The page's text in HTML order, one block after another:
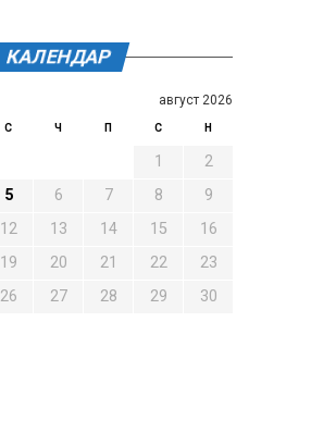
КАЛЕНДАР
август 2026
С Ч П С Н
1
2
5 6 7 8
9
12 13 14 15
16
19 20 21 22
23
26 27 28 29
30